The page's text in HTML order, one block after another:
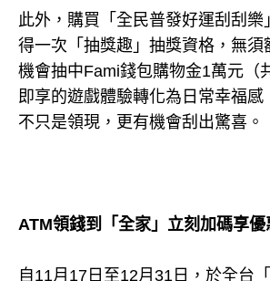
此外，購買「全民普發好運刮刮樂
得一次「抽獎趣」抽獎資格，無須
機會抽中Fami錢包購物金1萬元（
即享的遊戲體驗轉化為日常幸福感
不只是領現，更有機會刮出驚喜。
ATM領錢到「全家」立刻加碼享優
自11月17日至12月31日，於全台